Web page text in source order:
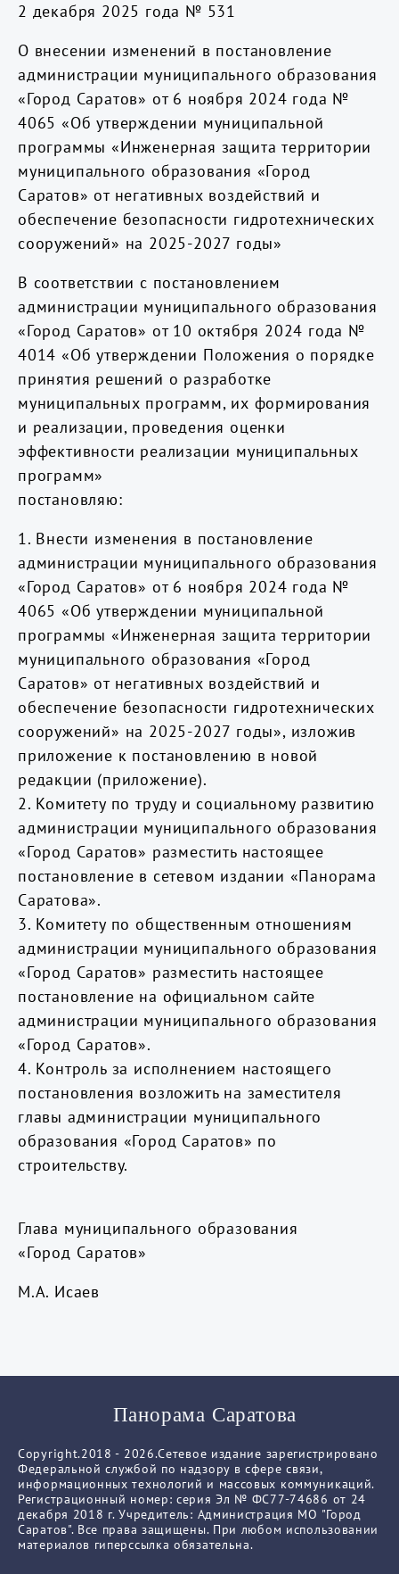
2 декабря 2025 года № 531
О внесении изменений в постановление
администрации муниципального образования
«Город Саратов» от 6 ноября 2024 года №
4065 «Об утверждении муниципальной
программы «Инженерная защита территории
муниципального образования «Город
Саратов» от негативных воздействий и
обеспечение безопасности гидротехнических
сооружений» на 2025-2027 годы»
В соответствии с постановлением
администрации муниципального образования
«Город Саратов» от 10 октября 2024 года №
4014 «Об утверждении Положения о порядке
принятия решений о разработке
муниципальных программ, их формирования
и реализации, проведения оценки
эффективности реализации муниципальных
программ»
постановляю:
1. Внести изменения в постановление
администрации муниципального образования
«Город Саратов» от 6 ноября 2024 года №
4065 «Об утверждении муниципальной
программы «Инженерная защита территории
муниципального образования «Город
Саратов» от негативных воздействий и
обеспечение безопасности гидротехнических
сооружений» на 2025-2027 годы», изложив
приложение к постановлению в новой
редакции (приложение).
2. Комитету по труду и социальному развитию
администрации муниципального образования
«Город Саратов» разместить настоящее
постановление в сетевом издании «Панорама
Саратова».
3. Комитету по общественным отношениям
администрации муниципального образования
«Город Саратов» разместить настоящее
постановление на официальном сайте
администрации муниципального образования
«Город Саратов».
4. Контроль за исполнением настоящего
постановления возложить на заместителя
главы администрации муниципального
образования «Город Саратов» по
строительству.
Глава муниципального образования
«Город Саратов»
М.А. Исаев
Панорама Саратова
Copyright.2018 - 2026.Сетевое издание зарегистрировано
Федеральной службой по надзору в сфере связи,
информационных технологий и массовых коммуникаций.
Регистрационный номер: серия Эл № ФС77-74686 от 24
декабря 2018 г. Учредитель: Администрация МО "Город
Саратов". Все права защищены. При любом использовании
материалов гиперссылка обязательна.